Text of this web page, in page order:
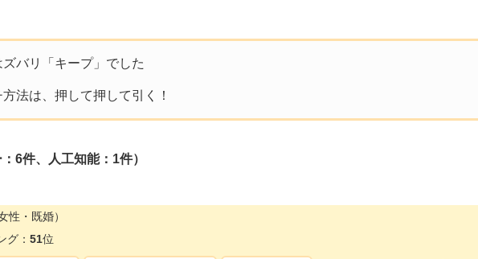
バリ「キープ」でした
法は、押して押して引く！
6件、人工知能：1件）
性・既婚）
グ： 51位